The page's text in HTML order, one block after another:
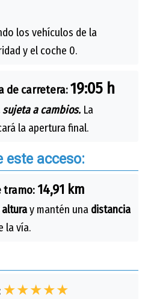
los vehículos de la
y el coche 0.
de carretera:19:05 h
a cambios. La
la apertura final.
este acceso:
tramo: 14,91 km
alturay mantén una distancia
la vía.
★★★★★